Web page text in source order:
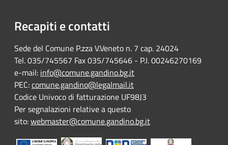
Recapiti e contatti
Sede del Comune P.zza V.Veneto n. 7 cap. 24024
Tel. 035/745567 Fax 035/745646 - P.I. 00246270169
e-mail: info@comune.gandino.bg.it
PEC:comune.gandino@legalmail.it
Codice Univoco di fatturazione UF98J3
Per segnalazioni relative a questo
sito:webmaster@comune.gandino.bg.it